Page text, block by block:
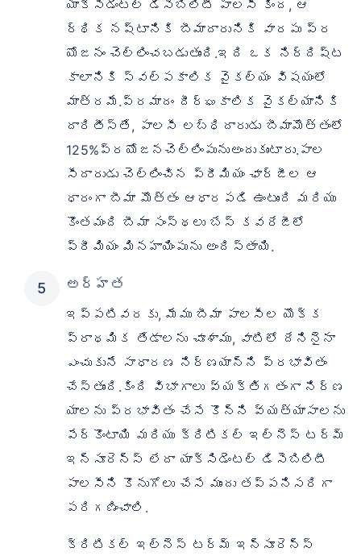
యాక్సిడెంటల్ డిసెబిలిటీ పాలసీ కింద, ఆ
ర్థిక నష్టానికి బీమాదారునికి వారపు ప్ర
యోజనం చెల్లించబడుతుంది.ఇది ఒక నిర్దిష్ట
కాలానికి స్వల్పకాలిక వైకల్యం విషయంలో
మాత్రమే.ప్రమాదం దీర్ఘకాలిక వైకల్యానికి
దారితీస్తే, పాలసీ లబ్ధిదారుడు బీమామొత్తంలో
125%ప్రయోజనచెల్లింపునుఅందుకుంటారు.పాల
సీదారుడు చెల్లించిన ప్రీమియం ఛార్జీల ఆ
ధారంగా బీమా మొత్తం ఆధారపడి ఉంటుంది మరియు
కొంతమంది బీమా సంస్థలు బేస్ కవరేజీలో
ప్రీమియం మినహాయింపును అందిస్తాయి.
అర్హత
ఇప్పటివరకు, మేము బీమా పాలసీల యొక్క
ప్రాథమిక తేడాలను చూశాము, వాటిలో దేనినైనా
ఎంచుకునే సాధారణ నిర్ణయాన్ని ప్రభావితం
చేస్తుంది.కింది విభాగాలు వ్యక్తిగతంగా నిర్ణ
యాలను ప్రభావితం చేసే కొన్ని వ్యత్యాసాలను
పేర్కొంటాయి మరియు క్రిటికల్ ఇల్‌నెస్ టర్మ్
ఇన్సూరెన్స్ లేదా యాక్సిడెంటల్ డిసెబిలిటీ
పాలసీని కొనుగోలు చేసే ముందు తప్పనిసరిగా
పరిగణించాలి.
క్రిటికల్ ఇల్నెస్ టర్మ్ ఇన్సూరెన్స్